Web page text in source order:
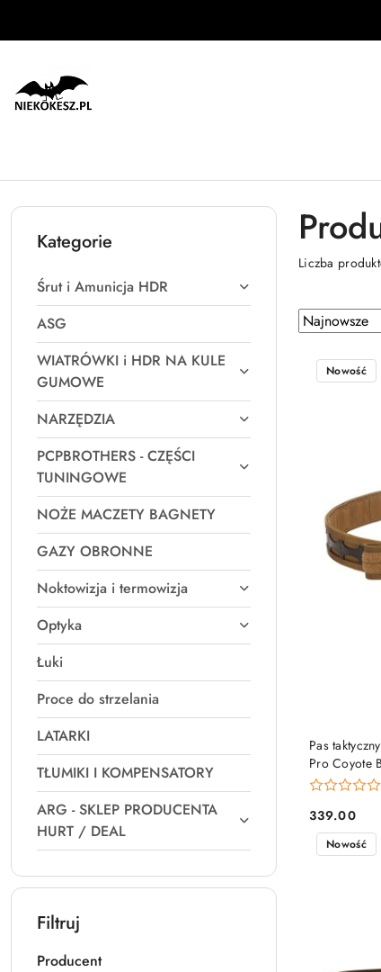
Kategorie
Śrut i Amunicja HDR
ASG
WIATRÓWKI i HDR NA KULE
GUMOWE
NARZĘDZIA
PCPBROTHERS - CZĘŚCI
TUNINGOWE
NOŻE MACZETY BAGNETY
GAZY OBRONNE
Noktowizja i termowizja
Optyka
Łuki
Proce do strzelania
LATARKI
TŁUMIKI I KOMPENSATORY
ARG - SKLEP PRODUCENTA
HURT / DEAL
Filtruj
Producent
Liczba
Zastosowano
sortowanie:
Najnowsze.
Sortuj
według
Pas
Pro Coyote
Cena:
339.00
Nowość
Nowość